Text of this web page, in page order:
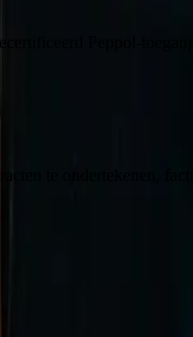
Peppol-
te ondertekenen,